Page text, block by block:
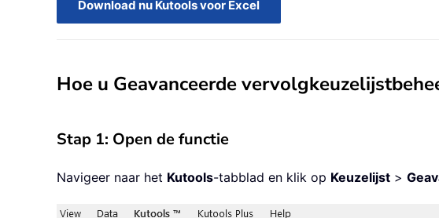
Download nu Kutools voor Excel
Hoe u Geavanceerde
Stap 1: Open de functie
Navigeer naar het Kutools-tabblad en klik op Keuzelijst >